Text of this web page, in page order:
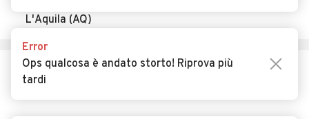
SEGUICI
Copyright © 2023 Marktplaats B.V. Tutti i diritti riservati.
Marktplaats B.V. - P.IVA 803.603.307.B.01
Error
Ops qualcosa è andato storto! Riprova più
tardi